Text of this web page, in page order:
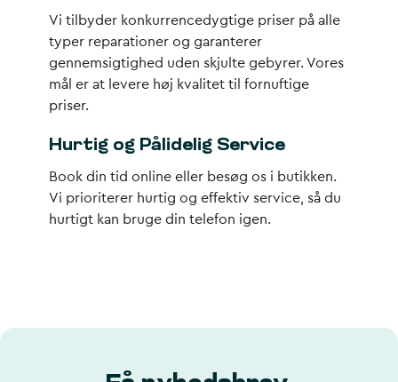
Vi tilbyder konkurrencedygtige priser på alle
typer reparationer og garanterer
gennemsigtighed uden skjulte gebyrer. Vores
mål er at levere høj kvalitet til fornuftige
priser.
Hurtig og Pålidelig Service
Book din tid online eller besøg os i butikken.
Vi prioriterer hurtig og effektiv service, så du
hurtigt kan bruge din telefon igen.